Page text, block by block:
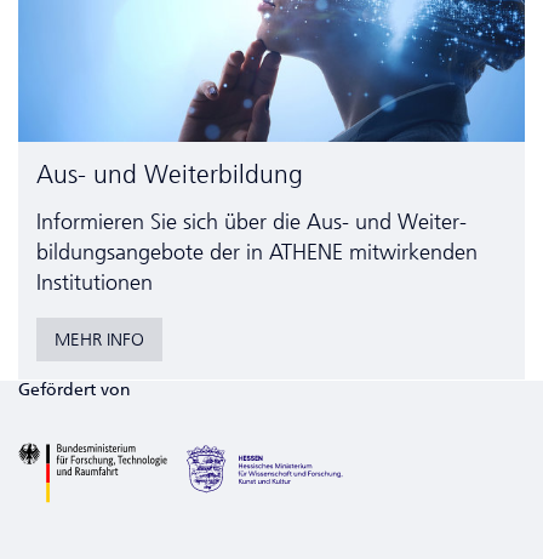
Aus- und Weiterbildung
Informieren Sie sich über die Aus- und Weiter­
bildungs­angebote der in ATHENE mitwirkenden
Institutionen
MEHR INFO
Gefördert von